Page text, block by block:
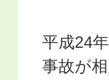
平成24
事故が